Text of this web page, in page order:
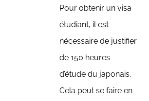
Pour obtenir un visa
étudiant, il est
nécessaire de justifier
de 150 heures
d’étude du japonais.
Cela peut se faire en